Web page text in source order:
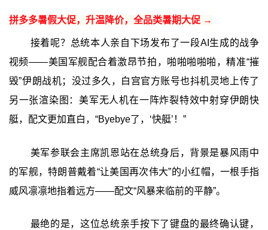
拼多多暑假大促，升温降价，全品类暑期大促 →
接着呢？总统本人亲自下场发布了一段AI生成的战争
视频——美国军舰配合着激昂节拍，啪啪啪啪啪，精准“摧
毁”伊朗战机；没过多久，白宫官方账号也抖机灵地上传了
另一张渲染图：美军无人机在一阵炸裂特效中射穿伊朗快
艇，配文更加直白，“Byebye了，‘快艇’！”
美军参联会主席凯恩站在总统身后，背景是暴风雨中
的军舰，特朗普戴着“让美国再次伟大”的小红帽，一根手指
威风凛凛地指着远方——配文“风暴来临前的平静”。
最绝的是，这位总统亲手按下了键盘的最终确认键，